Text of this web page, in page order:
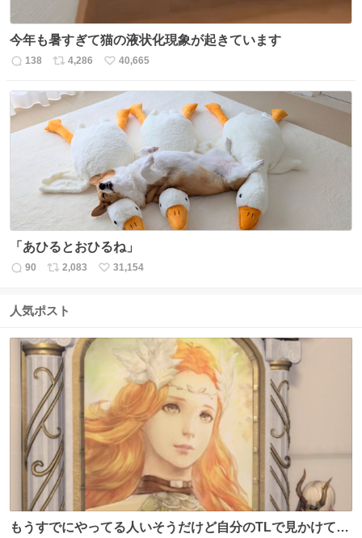
今年も暑すぎて猫の液状化現象が起きています
返
138
リ
ス
ト
数
4,286
い
ね
数
40,665
「あひるとおひるね」
返
数
90
リ
ス
数
2,083
い
31,154
人気ポスト
もうすでにやってる人いそうだけど自分のTLで見かけてな